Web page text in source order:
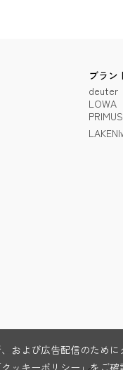
ブラン
deuter
LOWA
PRIMUS
LAKEN
および広告配信のため